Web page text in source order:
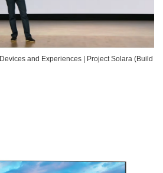
and Experiences | Project Solara (Build